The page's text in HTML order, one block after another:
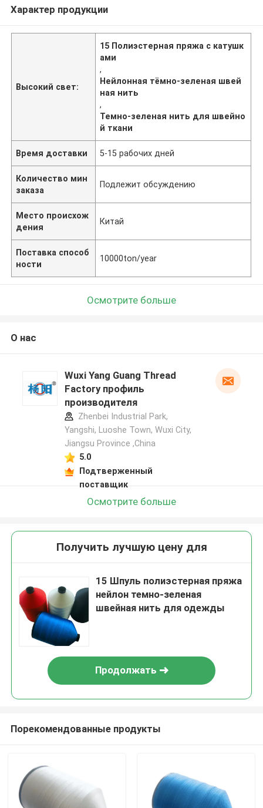
Характер продукции
Высокий свет:
15 Полиэстерная пряжа с катушк
ами
,
Нейлонная тёмно-зеленая швей
ная нить
,
Темно-зеленая нить для швейно
й ткани
Время доставки 5-15 рабочих дней
Количество мин
заказа
Подлежит обсуждению
Место происхож
дения
Китай
Поставка способ
ности
10000ton/year
Осмотрите больше
О нас
Wuxi Yang Guang Thread
Factory профиль
производителя
Zhenbei Industrial Park,
Yangshi, Luoshe Town, Wuxi City,
Jiangsu Province ,China
5.0
Подтверженный
поставщик
Осмотрите больше
Получить лучшую цену для
15 Шпуль полиэстерная пряжа
нейлон темно-зеленая
швейная нить для одежды
Продолжать
Порекомендованные продукты